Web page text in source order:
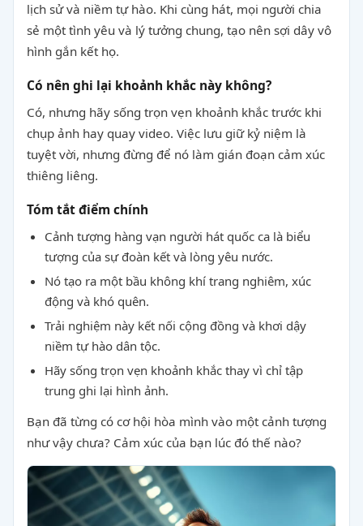
lịch sử và niềm tự hào. Khi cùng hát, mọi người chia
sẻ một tình yêu và lý tưởng chung, tạo nên sợi dây vô
hình gắn kết họ.
Có nên ghi lại khoảnh khắc này không?
Có, nhưng hãy sống trọn vẹn khoảnh khắc trước khi
chụp ảnh hay quay video. Việc lưu giữ kỷ niệm là
tuyệt vời, nhưng đừng để nó làm gián đoạn cảm xúc
thiêng liêng.
Tóm tắt điểm chính
Cảnh tượng hàng vạn người hát quốc ca là biểu
tượng của sự đoàn kết và lòng yêu nước.
Nó tạo ra một bầu không khí trang nghiêm, xúc
động và khó quên.
Trải nghiệm này kết nối cộng đồng và khơi dậy
niềm tự hào dân tộc.
Hãy sống trọn vẹn khoảnh khắc thay vì chỉ tập
trung ghi lại hình ảnh.
Bạn đã từng có cơ hội hòa mình vào một cảnh tượng
như vậy chưa? Cảm xúc của bạn lúc đó thế nào?